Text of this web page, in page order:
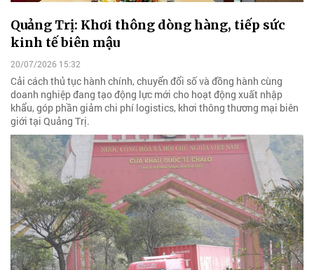
Quảng Trị: Khơi thông dòng hàng, tiếp sức
kinh tế biên mậu
20/07/2026 15:32
Cải cách thủ tục hành chính, chuyển đổi số và đồng hành cùng
doanh nghiệp đang tạo động lực mới cho hoạt động xuất nhập
khẩu, góp phần giảm chi phí logistics, khơi thông thương mại biên
giới tại Quảng Trị.